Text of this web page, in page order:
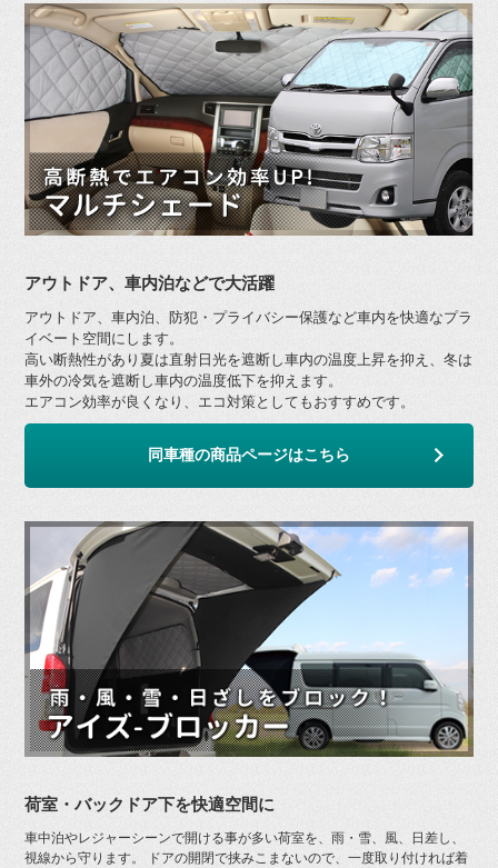
アウトドア、車内泊などで大活躍
アウトドア、車内泊、防犯・プライバシー保護など車内を快適なプラ
イベート空間にします。
高い断熱性があり夏は直射日光を遮断し車内の温度上昇を抑え、冬は
車外の冷気を遮断し車内の温度低下を抑えます。
エアコン効率が良くなり、エコ対策としてもおすすめです。
同車種の商品ページはこちら
荷室・バックドア下を快適空間に
車中泊やレジャーシーンで開ける事が多い荷室を、雨・雪、風、日差し、
視線から守ります。 ドアの開閉で挟みこまないので、一度取り付ければ着